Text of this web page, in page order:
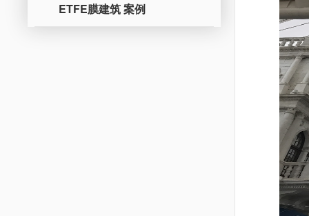
ETFE膜建筑 案例